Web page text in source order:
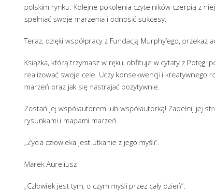
polskim rynku. Kolejne pokolenia czytelników czerpią z
spełniać swoje marzenia i odnosić sukcesy.
Teraz, dzięki współpracy z Fundacją Murphy’ego,
Książka, którą trzymasz w ręku, obfituje w cytaty z Potęgi
realizować swoje cele. Uczy konsekwencji i kreatywnego
marzeń oraz jak się nastrajać pozytywnie.
Zostań jej współautorem lub współautorką! Zapełnij jej
rysunkami i mapami marzeń.
„Życia człowieka jest utkanie z jego myśli”.
Marek Aureliusz
„Człowiek jest tym, o czym myśli przez cały dzień”.